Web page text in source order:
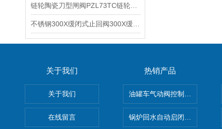
关于我们
关于我们
在线留言
热销产品
油罐车气动阀控制气动组合
锅炉回水自动启闭阀KTH41X